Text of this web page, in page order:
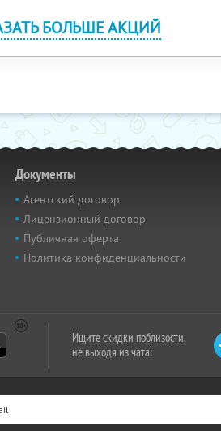
БОЛЬШЕ АКЦИЙ
Документы
Агентский договор
Лицензионный договор
Публичная оферта
Политика конфиденциальности
Ищите скидки поблизости,
не выходя из чата: